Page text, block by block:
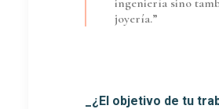
joyería.”
_¿El objetivo de tu